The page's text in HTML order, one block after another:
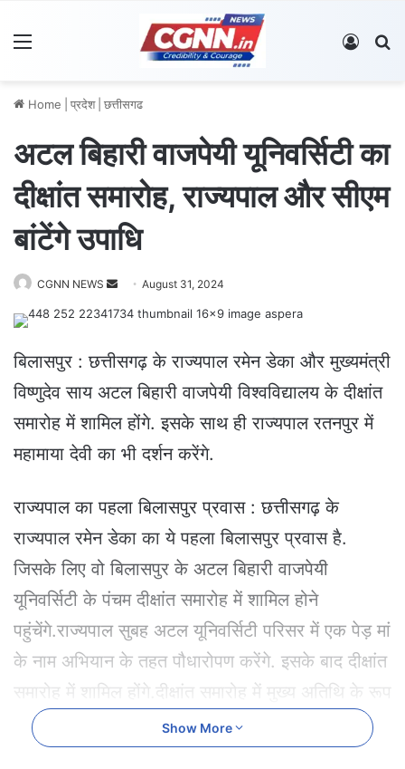
Log In
Home प्रदेश छत्तीसगढ
अटल बिहारी वाजपेयी यूनिवर्सिटी का
दीक्षांत समारोह, राज्यपाल और सीएम
बांटेंगे उपाधि
CGNN NEWS
e
a
n
e
a
l
August 31, 2024
बिलासपुर : छत्तीसगढ़ के राज्यपाल रमेन डेका और मुख्यमंत्री
विष्णुदेव साय अटल बिहारी वाजपेयी विश्वविद्यालय के दीक्षांत
समारोह में शामिल होंगे. इसके साथ ही राज्यपाल रतनपुर में
महामाया देवी का भी दर्शन करेंगे.
राज्यपाल का पहला बिलासपुर प्रवास : छत्तीसगढ़ के
राज्यपाल रमेन डेका का ये पहला बिलासपुर प्रवास है.
जिसके लिए वो बिलासपुर के अटल बिहारी वाजपेयी
यूनिवर्सिटी के पंचम दीक्षांत समारोह में शामिल होने
पहुंचेंगे.राज्यपाल सुबह अटल यूनिवर्सिटी परिसर में एक पेड़ मां
के नाम अभियान के तहत पौधारोपण करेंगे. इसके बाद दीक्षांत
समारोह में शामिल होंगे.दीक्षांत समारोह में मुख्य अतिथि के रूप
में भारत के सर्वोच्च न्यायालय के न्यायाधीश प्रशांत कुमार
मिश्रा शामिल होकर अपना वक्तव्य देंगे.साथ ही मुख्यमंत्री
Show More